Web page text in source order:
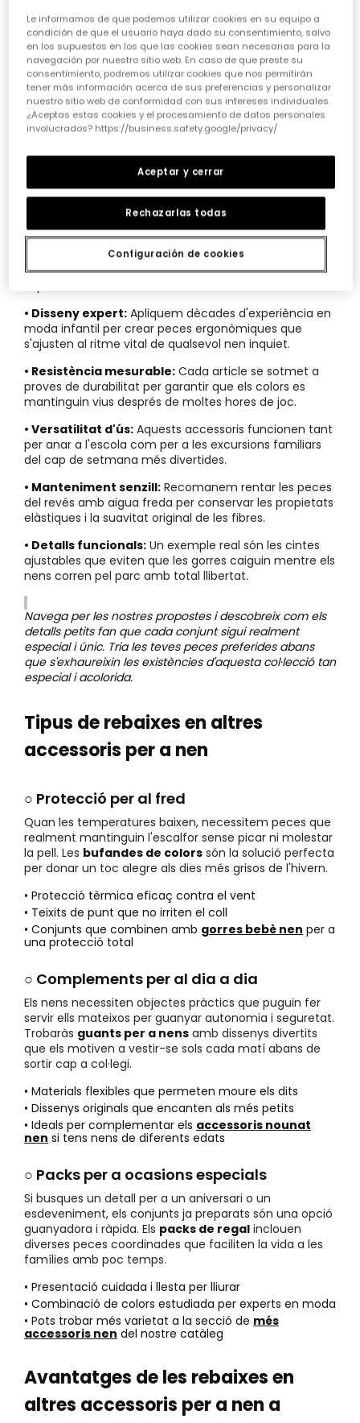
Guia de compra per a les rebaixes
en altres accessoris per a nen
Trobar el complement perfecte requereix fixar-se en
la resistència dels materials i la llibertat de moviment
que ofereixen als nens. Prioritzem la comoditat
extrema i l'estalvi intel·ligent per als pares que busquen
funcionalitat sense renunciar a l'estètica més atrevida.
cada peça s'adapta al creixement constant dels teus
petits aventurers quotidians.
CARACTERÍSTIQUES DE LES REBAIXES EN
ALTRES ACCESSORIS PER A NEN:
• Qualitat del teixit:Elscomplements infantils
nostra col·lecció utilitzen fibres suaus que protegeixen
• Disseny expert: Apliquem dècades d'experiència en
moda infantil per crear peces ergonòmiques que
s'ajusten al ritme vital de qualsevol nen inquiet.
• Resistència mesurable: Cada article se sotmet a
proves de durabilitat per garantir que els colors es
mantinguin vius després de moltes hores de joc.
• Versatilitat d'ús: Aquests accessoris funcionen tant
per anar a l'escola com per a les excursions familiars
del cap de setmana més divertides.
• Manteniment senzill: Recomanem rentar les peces
del revés amb aigua freda per conservar les propietats
elàstiques i la suavitat original de les fibres.
• Detalls funcionals: Un exemple real són les cintes
ajustables que eviten que les gorres caiguin mentre els
nens corren pel parc amb total llibertat.
Navega per les nostres propostes i descobreix com els
detalls petits fan que cada conjunt sigui realment
especial i únic. Tria les teves peces preferides abans
que s'exhaureixin les existències d'aquesta col·lecció tan
especial i acolorida.
Tipus de rebaixes en altres
accessoris per a nen
○ Protecció per al fred
Quan les temperatures baixen, necessitem peces que
realment mantinguin l'escalfor sense picar ni molestar
la pell. Les bufandes de colors són la solució perfecta
per donar un toc alegre als dies més grisos de l'hivern.
• Protecció tèrmica eficaç contra el vent
• Teixits de punt que no irriten el coll
• Conjunts que combinen amb gorres bebè nen per a
una protecció total
○ Complements per al dia a dia
Els nens necessiten objectes pràctics que puguin fer
servir ells mateixos per guanyar autonomia i seguretat.
Trobaràs guants per a nens amb dissenys divertits
que els motiven a vestir-se sols cada matí abans de
sortir cap a col·legi.
• Materials flexibles que permeten moure els dits
• Dissenys originals que encanten als més petits
• Ideals per complementar els accessoris nounat
nen si tens nens de diferents edats
○ Packs per a ocasions especials
Si busques un detall per a un aniversari o un
esdeveniment, els conjunts ja preparats són una opció
guanyadora i ràpida. Els packs de regal inclouen
diverses peces coordinades que faciliten la vida a les
famílies amb poc temps.
• Presentació cuidada i llesta per lliurar
• Combinació de colors estudiada per experts en moda
• Pots trobar més varietat a la secció de més
accessoris nen del nostre catàleg
Avantatges de les rebaixes en
altres accessoris per a nen a
Le informamos de que podemos utilizar cookies en su equipo a
condición de que el usuario haya dado su consentimiento, salvo
en los supuestos en los que las cookies sean necesarias para la
navegación por nuestro sitio web. En caso de que preste su
consentimiento, podremos utilizar cookies que nos permitirán
tener más información acerca de sus preferencias y personalizar
nuestro sitio web de conformidad con sus intereses individuales.
¿Aceptas estas cookies y el procesamiento de datos personales
involucrados? https://business.safety.google/privacy/
Configuración de cookies
Rechazarlas todas
Aceptar y cerrar